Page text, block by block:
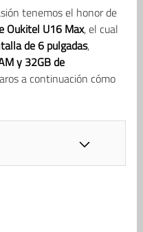
tenemos el honor de
Oukitel U16 Max, el cual
de 6 pulgadas,
y 32GB de
a continuación cómo